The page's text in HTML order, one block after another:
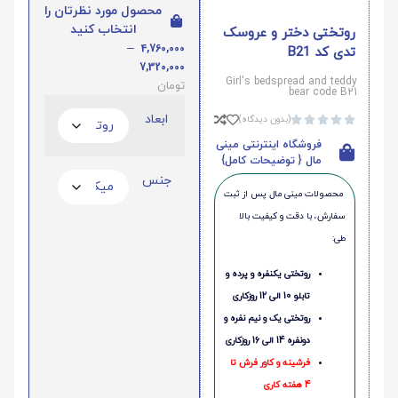
روتختی دختر و عروسک
تدی کد B21
Girl's bedspread and teddy
bear code B21




(بدون دیدگاه)
فروشگاه اینترنتی مینی
مال { توضیحات کامل}
محصولات مینی‌ مال پس از ثبت
سفارش، با دقت و کیفیت بالا
طی:
روتختی یکنفره و پرده و
تابلو 10 الی 12 روزکاری
روتختی یک و نیم نفره و
دونفره 14 الی 16 روزکاری
فرشینه و کاور فرش تا
4 هفته کاری
محصول مورد نظرتان را
انتخاب کنید
4,760,000
–
7,320,000
تومان
ابعاد
جنس